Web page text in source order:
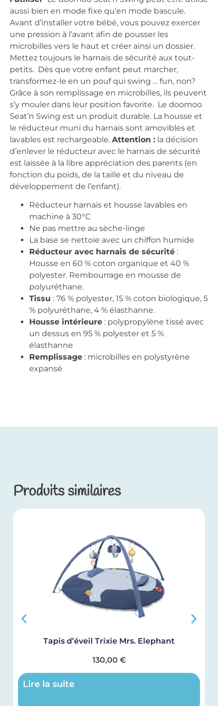
aussi bien en mode fixe qu’en mode bascule.
Avant d’installer votre bébé, vous pouvez exercer
une pression à l’avant afin de pousser les
microbilles vers le haut et créer ainsi un dossier.
Mettez toujours le harnais de sécurité aux tout-
petits. Dès que votre enfant peut marcher,
transformez-le en un pouf qui swing … fun, non?
Grâce à son remplissage en microbilles, ils peuvent
s’y mouler dans leur position favorite. Le doomoo
Seat’n Swing est un produit durable. La housse et
le réducteur muni du harnais sont amovibles et
lavables est rechargeable. Attention : la décision
d’enlever le réducteur avec le harnais de sécurité
est laissée à la libre appréciation des parents (en
fonction du poids, de la taille et du niveau de
développement de l’enfant).
Réducteur harnais et housse lavables en
machine à 30°C
Ne pas mettre au sèche-linge
La base se nettoie avec un chiffon humide
Réducteur avec harnais de sécurité :
Housse en 60 % coton organique et 40 %
polyester. Rembourrage en mousse de
polyuréthane.
Tissu : 76 % polyester, 15 % coton biologique, 5
% polyuréthane, 4 % élasthanne.
Housse intérieure : polypropylène tissé avec
un dessus en 95 % polyester et 5 %
élasthanne
Remplissage : microbilles en polystyrène
expansé
Produits similaires
Tapis d’éveil Trixie Mrs. Elephant
130,00 €
Lire la suite